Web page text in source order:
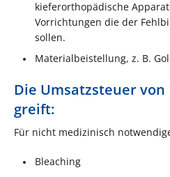
kieferorthopädische
Vorrichtungen die der
sollen.
Materialbeistellung, z. B.
Die Umsatzsteuer von
greift:
Für nicht medizinisch
Bleaching